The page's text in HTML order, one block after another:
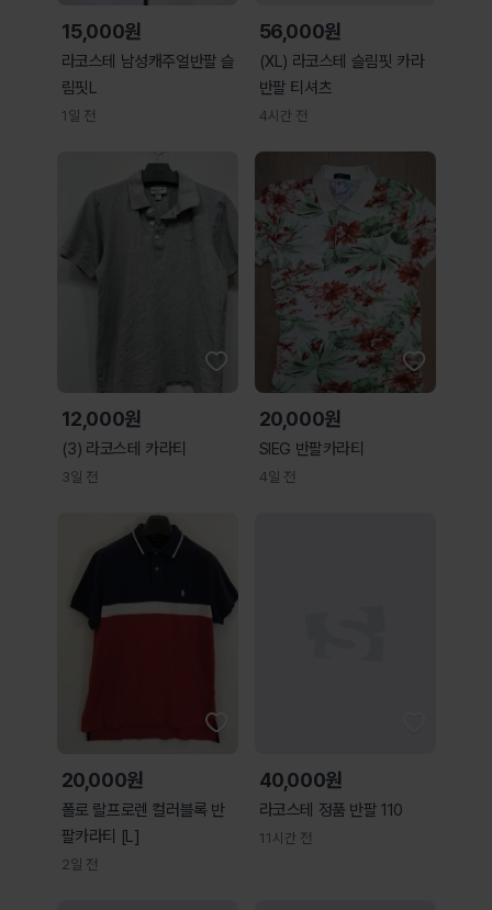
15,000원
라코스테 남성캐주얼반팔 슬
림핏L
1일 전
56,000원
(XL) 라코스테 슬림핏 카라
반팔 티셔츠
4시간 전
12,000원
(3) 라코스테 카라티
3일 전
20,000원
SIEG 반팔카라티
4일 전
20,000원
폴로 랄프로렌 컬러블록 반
팔카라티 [L]
2일 전
40,000원
라코스테 정품 반팔 110
11시간 전